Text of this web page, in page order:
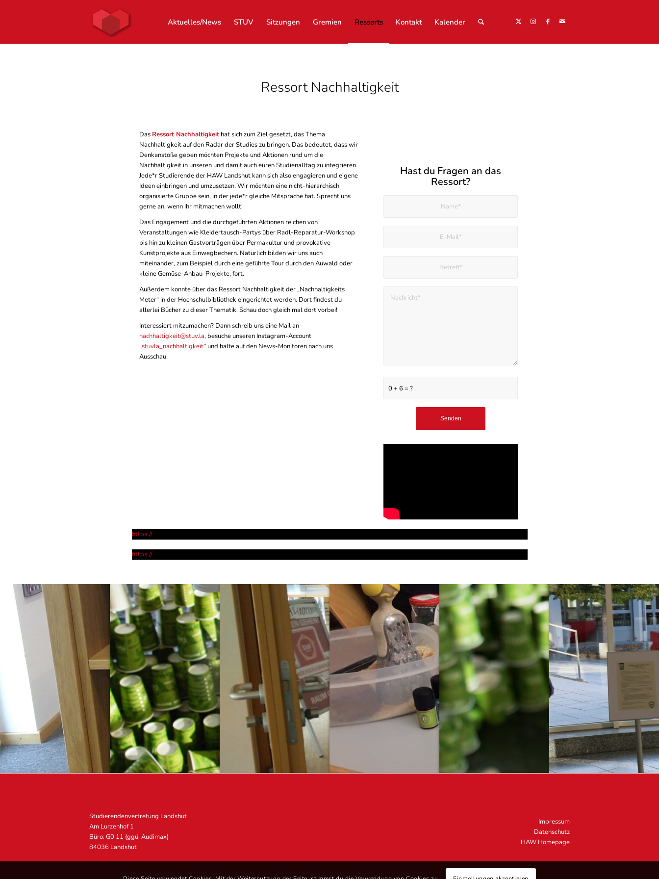
Aktuelles/News STUV Sitzungen Gremien Ressorts Kontakt Kalender
Ressort Nachhaltigkeit
Das Ressort Nachhaltigkeit hat sich zum Ziel gesetzt, das Thema
Nachhaltigkeit auf den Radar der Studies zu bringen. Das bedeutet, dass wir
Denkanstöße geben möchten Projekte und Aktionen rund um die
Nachhaltigkeit in unseren und damit auch euren Studienalltag zu integrieren.
Jede*r Studierende der HAW Landshut kann sich also engagieren und eigene
Ideen einbringen und umzusetzen. Wir möchten eine nicht-hierarchisch
organisierte Gruppe sein, in der jede*r gleiche Mitsprache hat. Sprecht uns
gerne an, wenn ihr mitmachen wollt!
Das Engagement und die durchgeführten Aktionen reichen von
Veranstaltungen wie Kleidertausch-Partys über Radl-Reparatur-Workshop
bis hin zu kleinen Gastvorträgen über Permakultur und provokative
Kunstprojekte aus Einwegbechern. Natürlich bilden wir uns auch
miteinander, zum Beispiel durch eine geführte Tour durch den Auwald oder
kleine Gemüse-Anbau-Projekte, fort.
Außerdem konnte über das Ressort Nachhaltigkeit der „Nachhaltigkeits
Meter“ in der Hochschulbibliothek eingerichtet werden. Dort findest du
allerlei Bücher zu dieser Thematik. Schau doch gleich mal dort vorbei!
Interessiert mitzumachen? Dann schreib uns eine Mail an
nachhaltigkeit@stuv.la, besuche unseren Instagram-Account
„stuvla_nachhaltigkeit“ und halte auf den News-Monitoren nach uns
Ausschau.
Hast du Fragen an das
Ressort?
0 + 6 = ?
https://
https://
Studierendenvertretung Landshut
Am Lurzenhof 1
Büro: G0 11 (ggü. Audimax)
84036 Landshut
Impressum
Datenschutz
HAW Homepage